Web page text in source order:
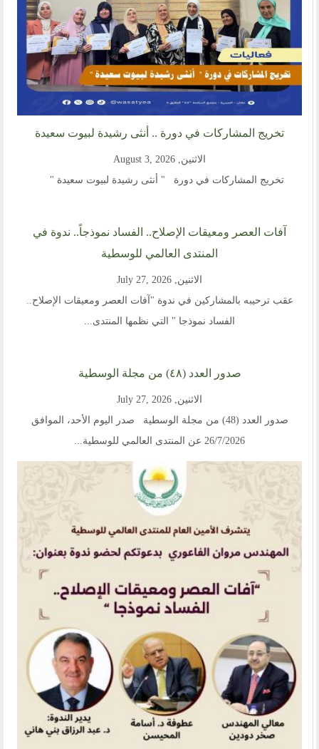
تخريج المشاركات في دورة .. أنثى رشيدة لبيوت سعيدة
الاثنين, August 3, 2026
تخريج المشاركات في دورة " أنثى رشيدة لبيوت سعيدة "
آفات العصر ومعيقات الإصلاح.. الفساد نموذجاً.. ندوة في
المنتدى العالمي للوسطية
الاثنين, July 27, 2026
عقب ترحيبه بالمشاركين في ندوة "آفات العصر ومعيقات الإصلاح..
الفساد نموذجا " التي نظمها المنتدى...
صدور العدد (٤٨) من مجلة الوسطية
الاثنين, July 27, 2026
صدور العدد (48) من مجلة الوسطية صدر اليوم الأحد، الموافق
26/7/2026 عن المنتدى العالمي للوسطية...